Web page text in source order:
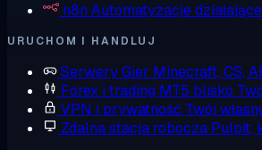
n8n Automatyzacje
URUCHOM I HANDLUJ
Serwery Gier Minecraft, CS,
Forex i trading MT5 blisko
VPN i prywatność Twój
Zdalna stacja robocza Pulpit,